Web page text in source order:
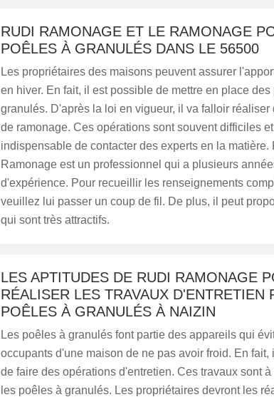
RUDI RAMONAGE ET LE RAMONAGE
POÊLES À GRANULÉS DANS LE 56500
Les propriétaires des maisons peuvent assurer
en hiver. En fait, il est possible de mettre en place des
granulés. D'après la loi en vigueur, il va falloir réaliser
de ramonage. Ces opérations sont souvent difficiles
indispensable de contacter des experts en la matière.
Ramonage est un professionnel qui a plusieurs
d'expérience. Pour recueillir les renseignements
veuillez lui passer un coup de fil. De plus, il peut
qui sont très attractifs.
LES APTITUDES DE RUDI RAMONAGE
RÉALISER LES TRAVAUX D'ENTRETIEN
POÊLES À GRANULÉS À NAIZIN
Les poêles à granulés font partie des appareils qui
occupants d'une maison de ne pas avoir froid. En fait,
de faire des opérations d'entretien. Ces travaux sont
les poêles à granulés. Les propriétaires devront les